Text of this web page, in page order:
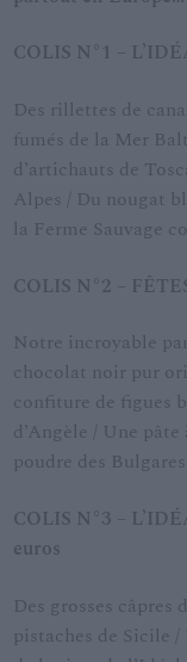
COLIS N°1 – L’IDÉ
Des rillettes de
fumés de la Mer
d’artichauts de
Alpes / Du nougat
la Ferme Sauvage
COLIS N°2 –
Notre incroyable
chocolat noir pur
confiture de figues
d’Angèle / Une
poudre des
COLIS N°3 – L’IDÉ
euros
Des grosses câpres
pistaches de Sicile